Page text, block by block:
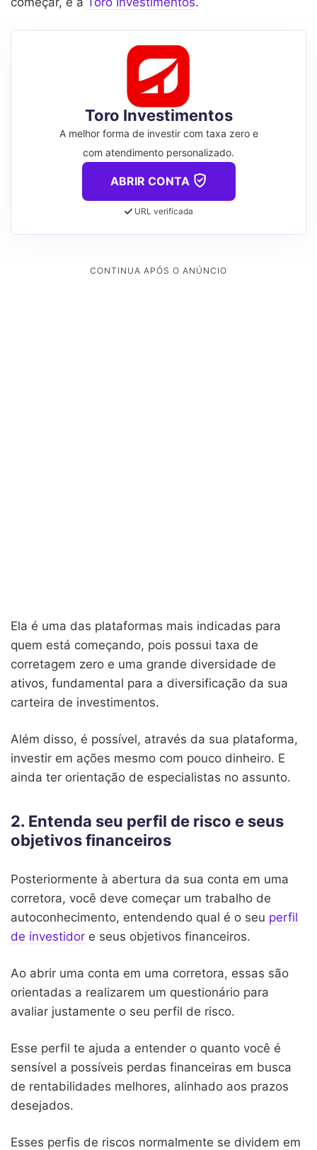
Toro Investimentos
A melhor forma de investir com taxa zero e
com atendimento personalizado.
ABRIR CONTA
URL verificada
Ela é uma das plataformas mais indicadas para
quem está começando, pois possui taxa de
corretagem zero e uma grande diversidade de
ativos, fundamental para a diversificação da sua
carteira de investimentos.
Além disso, é possível, através da sua plataforma,
investir em ações mesmo com pouco dinheiro. E
ainda ter orientação de especialistas no assunto.
2. Entenda seu perfil de risco e seus
objetivos financeiros
Posteriormente à abertura da sua conta em uma
corretora, você deve começar um trabalho de
autoconhecimento, entendendo qual é o seu perfil
de investidor e seus objetivos financeiros.
Ao abrir uma conta em uma corretora, essas são
orientadas a realizarem um questionário para
avaliar justamente o seu perfil de risco.
Esse perfil te ajuda a entender o quanto você é
sensível a possíveis perdas financeiras em busca
de rentabilidades melhores, alinhado aos prazos
desejados.
Esses perfis de riscos normalmente se dividem em